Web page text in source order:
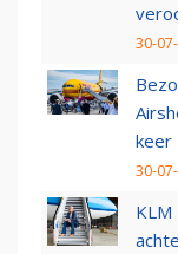
30-
keer
30-